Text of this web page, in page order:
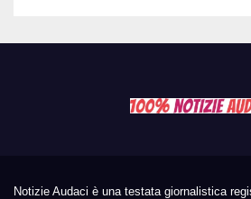
Notizie Audaci è una testata giornalistica